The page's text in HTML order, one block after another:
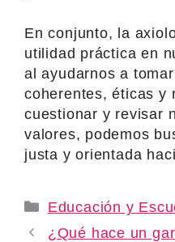
En conjunto, la
utilidad práctica en
al ayudarnos a
coherentes, éticas y
cuestionar y revisar
valores, podemos
justa y orientada
Categories
Educación y
¿Qué hace un